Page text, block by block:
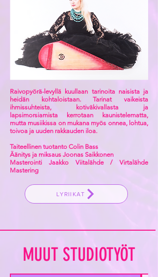
Raivopyörä-levyllä kuullaan tarinoita naisista ja
heidän kohtaloistaan. Tarinat vaikeista
ihmissuhteista, kotiväkivallasta ja
lapsimorsiamista kerrotaan kaunistelematta,
mutta musiikissa on mukana myös onnea, lohtua,
toivoa ja uuden rakkauden iloa.
Taiteellinen tuotanto Colin Bass
Äänitys ja miksaus Joonas Saikkonen
Masterointi Jaakko Viitalähde / Virtalähde
Mastering
LYRIIKAT
MUUT STUDIOTYÖT